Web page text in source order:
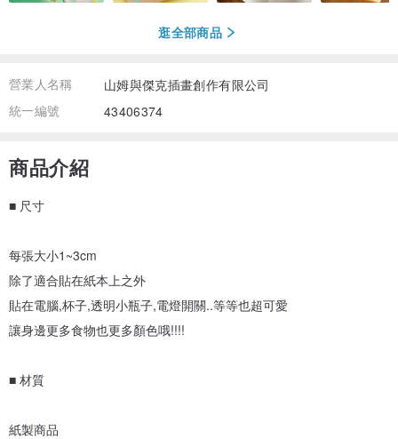
逛全部商品
營業人名稱
山姆與傑克插畫創作有限公司
統一編號
43406374
商品介紹
■ 尺寸
每張大小1~3cm
除了適合貼在紙本上之外
貼在電腦,杯子,透明小瓶子,電燈開關..等等也超可愛
讓身邊更多食物也更多顏色哦!!!!
■ 材質
紙製商品